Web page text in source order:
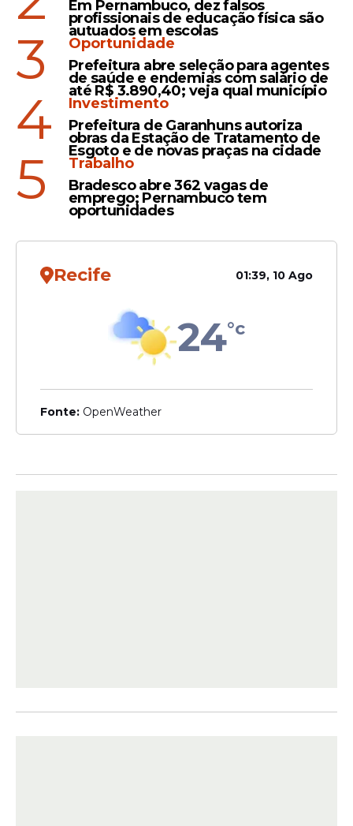
"mágicos" aos olhos humanos. Os próprios
autores classificam a hipótese como
"exótica", mas válida como ponto de
partida para futuras investigações
científicas.
Leia Também
Webstories
Nasa descobre motivo pelo
Fenômeno
Nasa anuncia quando irá
ocorrer eclipse solar mais
longo da história; confira
baseado no chamado "paradoxo da floresta
Em Pernambuco, dez falsos
profissionais de educação física são
autuados em escolas
3
Oportunidade
Prefeitura abre seleção para agentes
de saúde e endemias com salário de
até R$ 3.890,40; veja qual município
4
Investimento
Prefeitura de Garanhuns autoriza
obras da Estação de Tratamento de
Esgoto e de novas praças na cidade
5
Trabalho
Bradesco abre 362 vagas de
emprego; Pernambuco tem
oportunidades
Recife 01:39, 10 Ago
24°c
Fonte: OpenWeather